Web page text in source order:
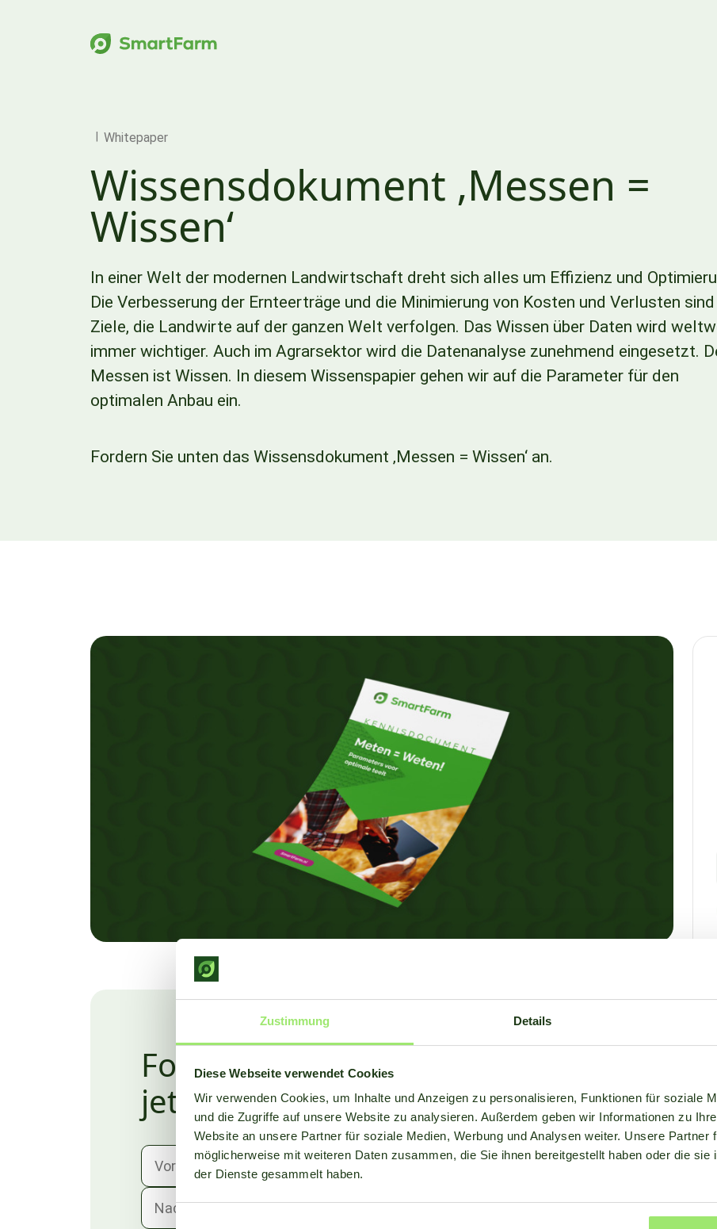
Zustimmung Details
Diese Webseite verwendet Cookies
Wir verwenden Cookies, um Inhalte und Anzeigen zu personalisieren, Funktionen für soziale
und die Zugriffe auf unsere Website zu analysieren. Außerdem geben wir Informationen zu
Website an unsere Partner für soziale Medien, Werbung und Analysen weiter. Unsere Partner
möglicherweise mit weiteren Daten zusammen, die Sie ihnen bereitgestellt haben oder die sie
der Dienste gesammelt haben.
Whitepaper
Wissensdokument ‚Messen =
Wissen‘
In einer Welt der modernen Landwirtschaft dreht sich alles um Effizienz und
Die Verbesserung der Ernteerträge und die Minimierung von Kosten und Verlusten sind
Ziele, die Landwirte auf der ganzen Welt verfolgen. Das Wissen über Daten wird
immer wichtiger. Auch im Agrarsektor wird die Datenanalyse zunehmend eingesetzt.
Messen ist Wissen. In diesem Wissenspapier gehen wir auf die Parameter für den
optimalen Anbau ein.
Fordern Sie unten das Wissensdokument ‚Messen = Wissen‘ an.
Fordern Sie das Whitepaper
jetzt kostenlos an!